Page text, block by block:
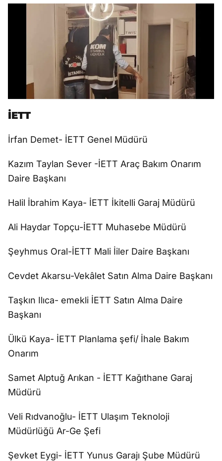
İETT
İrfan Demet- İETT Genel Müdürü
Kazım Taylan Sever -İETT Araç Bakım Onarım
Daire Başkanı
Halil İbrahim Kaya- İETT İkitelli Garaj Müdürü
Ali Haydar Topçu-İETT Muhasebe Müdürü
Şeyhmus Oral-İETT Mali İiler Daire Başkanı
Cevdet Akarsu-Vekâlet Satın Alma Daire Başkanı
Taşkın Ilıca- emekli İETT Satın Alma Daire
Başkanı
Ülkü Kaya- İETT Planlama şefi/ İhale Bakım
Onarım
Samet Alptuğ Arıkan - İETT Kağıthane Garaj
Müdürü
Veli Rıdvanoğlu- İETT Ulaşım Teknoloji
Müdürlüğü Ar-Ge Şefi
Şevket Eygi- İETT Yunus Garajı Şube Müdürü